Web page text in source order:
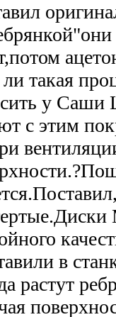
ли такая
у Саши
с этим
в
растут